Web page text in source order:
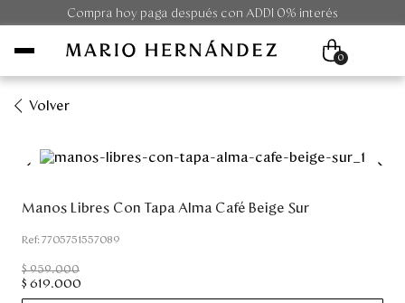
Compra hoy paga después con ADDI 0% interés
Unisex
Viaje
0
Volver
Manos Libres Con Tapa Alma Café Beige Sur
:7705751557089
$ 959.000
$ 619.000